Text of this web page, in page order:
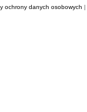
ochrony danych osobowych |